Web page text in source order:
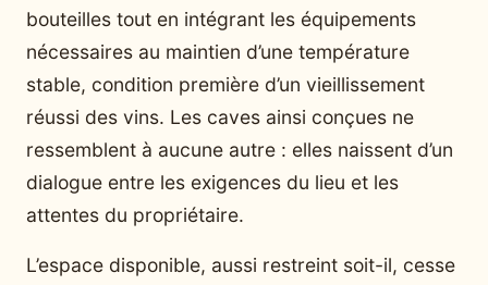
bouteilles tout en intégrant les équipements
nécessaires au maintien d’une température
stable, condition première d’un vieillissement
réussi des vins. Les caves ainsi conçues ne
ressemblent à aucune autre : elles naissent d’un
dialogue entre les exigences du lieu et les
attentes du propriétaire.
L’espace disponible, aussi restreint soit-il, cesse